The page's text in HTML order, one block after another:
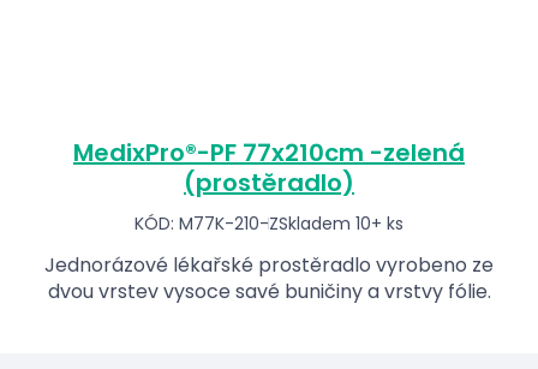
MedixPro®-PF 77x210cm -zelená
(prostěradlo)
KÓD: M77K-210-ZSkladem 10+ ks
Jednorázové lékařské prostěradlo vyrobeno ze
dvou vrstev vysoce savé buničiny a vrstvy fólie.